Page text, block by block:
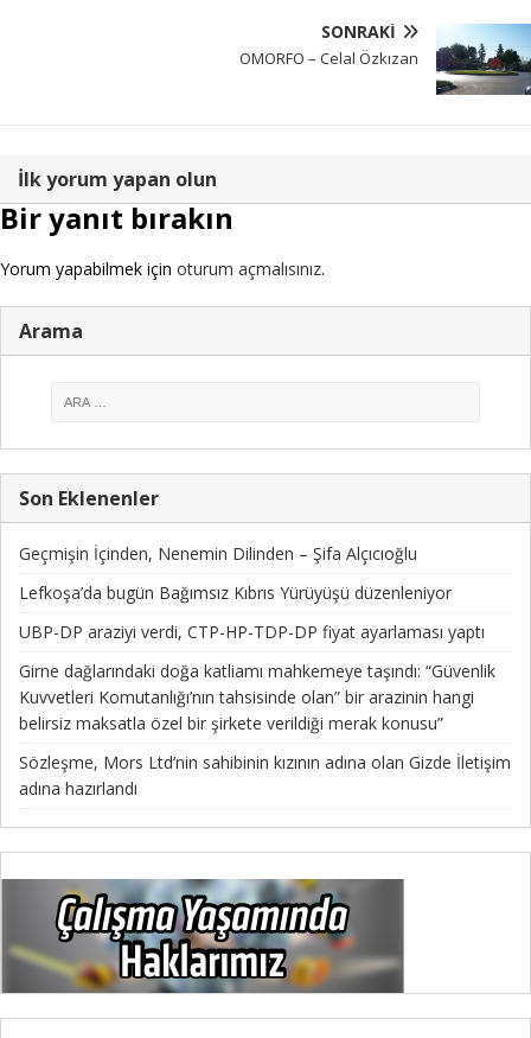
SONRAKI
OMORFO – Celal Özkızan
İlk yorum yapan olun
Bir yanıt bırakın
Yorum yapabilmek için oturum açmalısınız.
Arama
Son Eklenenler
Geçmişin İçinden, Nenemin Dilinden – Şifa Alçıcıoğlu
Lefkoşa’da bugün Bağımsız Kıbrıs Yürüyüşü düzenleniyor
UBP-DP araziyi verdi, CTP-HP-TDP-DP fiyat ayarlaması yaptı
Girne dağlarındaki doğa katliamı mahkemeye taşındı: “Güvenlik
Kuvvetleri Komutanlığı’nın tahsisinde olan” bir arazinin hangi
belirsiz maksatla özel bir şirkete verildiği merak konusu”
Sözleşme, Mors Ltd’nin sahibinin kızının adına olan Gizde İletişim
adına hazırlandı